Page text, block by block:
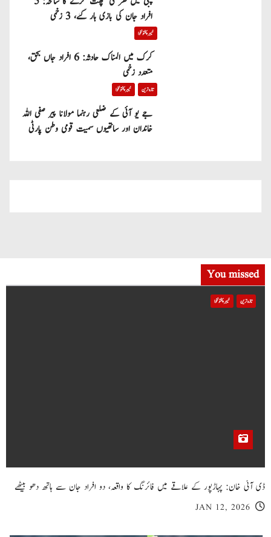
افراد جان کی بازی ہار گئے، 3 زخمی
خیبر پختونخوا
کرک میں المناک حادثہ: 6 افراد جاں بحق،
متعدد زخمی
تازہ ترین خیبر پختونخوا
جے یو آئی کے ضلعی رہنما مولانا پیر صفی اللہ
خاندان اور ساتھیوں سمیت قومی وطن پارٹی
You missed
تازہ ترین خیبر پختونخوا
ڈی آئی خان: پہاڑپور کے علاقے میں فائرنگ کا واقعہ، دو افراد جان سے ہاتھ دھو بیٹھے
JAN 12, 2026